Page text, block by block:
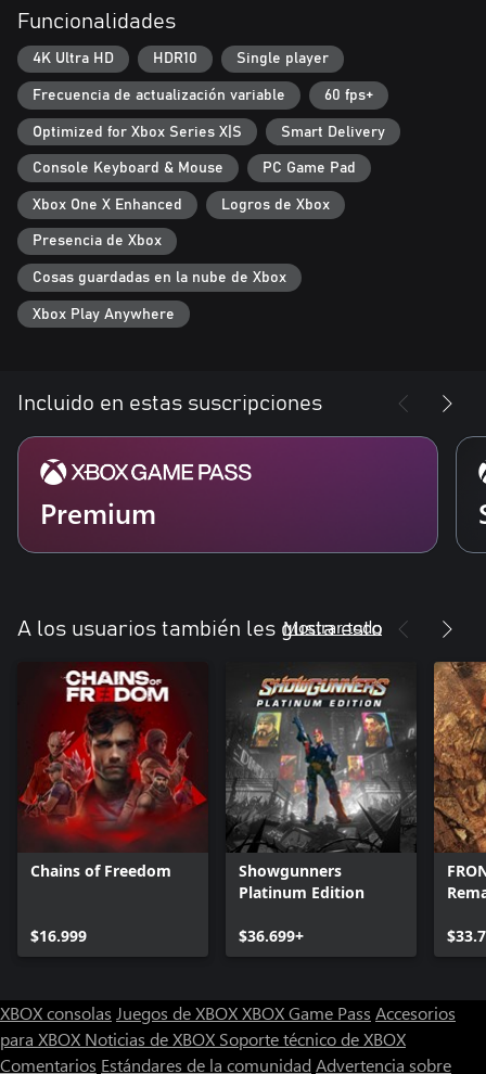
gigantes que desafían tus estrategias y cambian completamente
la escala de la batalla.
- Contenido nuevo: Jack se une al combate con más de 20
habilidades para luchar contra enemigos nuevos y poderosos.
Mejora tus armas y armadura con equipamiento Supremo.
- Optimizado para Xbox Series X, Gears Tactics ofrece Smart
Delivery y se juega en 4K Ultra HD a 60 cuadros por segundo.
Funcionalidades
4K Ultra HD HDR10 Single player
Frecuencia de actualización variable 60 fps+
Optimized for Xbox Series X|S Smart Delivery
Console Keyboard & Mouse PC Game Pad
Xbox One X Enhanced Logros de Xbox
Presencia de Xbox
Cosas guardadas en la nube de Xbox
Xbox Play Anywhere
Incluido en estas suscripciones
Premium
A los usuarios también les gusta esto
Mostrar todo
Chains of Freedom
$16.999
Showgunners
Platinum Edition
$36.699+
XBOX consolas Juegos de XBOXXBOX Game Pass Accesorios
para XBOX Noticias de XBOX Soporte técnico de XBOX
Comentarios Estándares de la comunidad Advertencia sobre